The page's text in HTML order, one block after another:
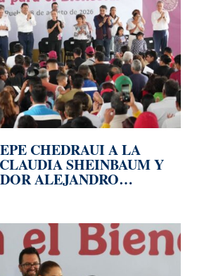
CHEDRAUI A LA
SHEINBAUM Y
ALEJANDRO
ENTREGA DE
LOMAS DE SAN MIGUEL